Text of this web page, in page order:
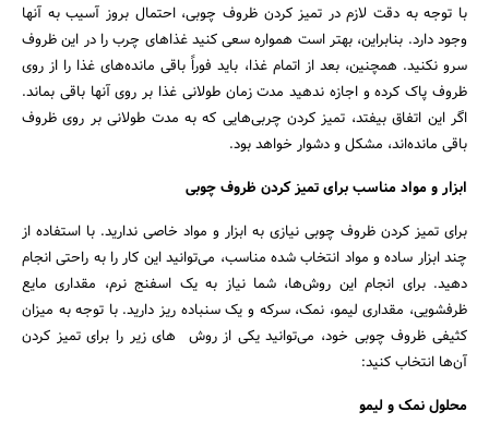
با توجه به دقت لازم در تمیز کردن ظروف چوبی، احتمال بروز آسیب به آنها
وجود دارد. بنابراین، بهتر است همواره سعی کنید غذاهای چرب را در این ظروف
سرو نکنید. همچنین، بعد از اتمام غذا، باید فوراً باقی ماند‌ه‌های غذا را از روی
ظروف پاک کرد‌ه و اجازه ندهید مدت زمان طولانی غذا بر روی آنها باقی بماند.
اگر این اتفاق بیفتد، تمیز کردن چربی‌هایی که به مدت طولانی بر روی ظروف
باقی ماند‌ه‌اند، مشکل و دشوار خواهد بود.
ابزار و مواد مناسب برای تمیز کردن ظروف چوبی
برای تمیز کردن ظروف چوبی نیازی به ابزار و مواد خاصی ندارید. با استفاده از
چند ابزار ساده و مواد انتخاب شد‌ه مناسب، می‌توانید این کار را به راحتی انجام
دهید. برای انجام این روش‌ها، شما نیاز به یک اسفنج نرم، مقداری مایع
ظرفشویی، مقداری لیمو، نمک، سرکه و یک سنباده ریز دارید. با توجه به میزان
کثیفی ظروف چوبی خود، می‌توانید یکی از روش های زیر را برای تمیز کردن
آن‌ها انتخاب کنید:
محلول نمک و لیمو